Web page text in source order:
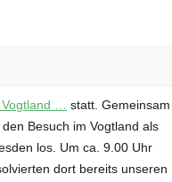
Vogtland … statt. Gemeinsam
Besuch im Vogtland als
los. Um ca. 9.00 Uhr
dort bereits unseren